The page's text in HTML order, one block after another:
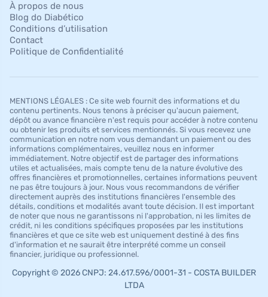
À propos de nous
Blog do Diabético
Conditions d’utilisation
Contact
Politique de Confidentialité
MENTIONS LÉGALES : Ce site web fournit des informations et du
contenu pertinents. Nous tenons à préciser qu'aucun paiement,
dépôt ou avance financière n'est requis pour accéder à notre contenu
ou obtenir les produits et services mentionnés. Si vous recevez une
communication en notre nom vous demandant un paiement ou des
informations complémentaires, veuillez nous en informer
immédiatement. Notre objectif est de partager des informations
utiles et actualisées, mais compte tenu de la nature évolutive des
offres financières et promotionnelles, certaines informations peuvent
ne pas être toujours à jour. Nous vous recommandons de vérifier
directement auprès des institutions financières l'ensemble des
détails, conditions et modalités avant toute décision. Il est important
de noter que nous ne garantissons ni l'approbation, ni les limites de
crédit, ni les conditions spécifiques proposées par les institutions
financières et que ce site web est uniquement destiné à des fins
d'information et ne saurait être interprété comme un conseil
financier, juridique ou professionnel.
Copyright © 2026 CNPJ: 24.617.596/0001-31 - COSTA BUILDER
LTDA